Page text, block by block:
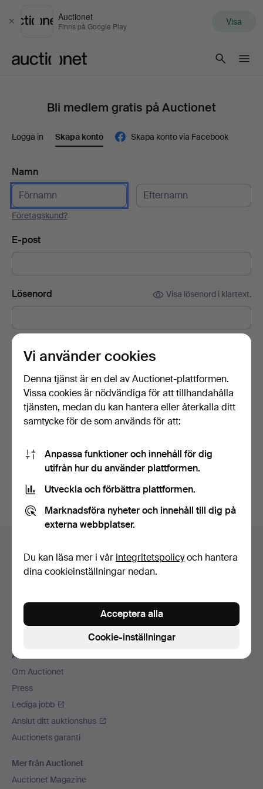
Stäng
Auctionet
Finns på Google Play Visa
Bli medlem gratis på Auctionet
Logga in Skapa konto Skapa konto via Facebook
Namn
Företagskund?
E-post
Lösenord Visa lösenord i klartext.
Prenumerera på Auctionets nyhetsbrev.
ångrar dig kan du enkelt avsluta prenumerationen.
Jag är över 18 år och jag godkänner
användarvillkoren,köpvillkorensamt bekräftar att jag
Skapa konto
Kontakta support
Sociala medier
Auctionet
Om Auctionet
Press
Lediga jobb
Anslut ditt auktionshus
Auctionets garanti
Mer från Auctionet
Auctionet Magazine
Vi använder cookies
Denna tjänst är en del av Auctionet-plattformen.
Vissa cookies är nödvändiga för att tillhandahålla
tjänsten, medan du kan hantera eller återkalla ditt
samtycke för de som används för att:
Anpassa funktioner och innehåll för dig
utifrån hur du använder plattformen.
Utveckla och förbättra plattformen.
Marknadsföra nyheter och innehåll till dig på
externa webbplatser.
Du kan läsa mer i vår integritetspolicyoch hantera
dina cookieinställningar nedan.
Cookie-inställningar
Acceptera alla